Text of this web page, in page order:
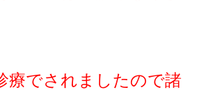
療でされましたので諸